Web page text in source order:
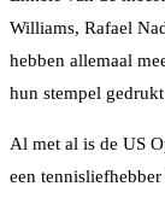
Williams, Rafael
hebben allemaal
hun stempel
Al met al is de US
een